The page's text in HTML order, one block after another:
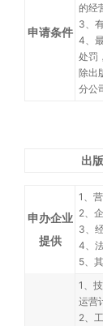
申请条件
的经
3、
4、
处罚
除出
分公
出
申办企业
提供
1、
2、
3、
4、
5、
1、
运营
2、